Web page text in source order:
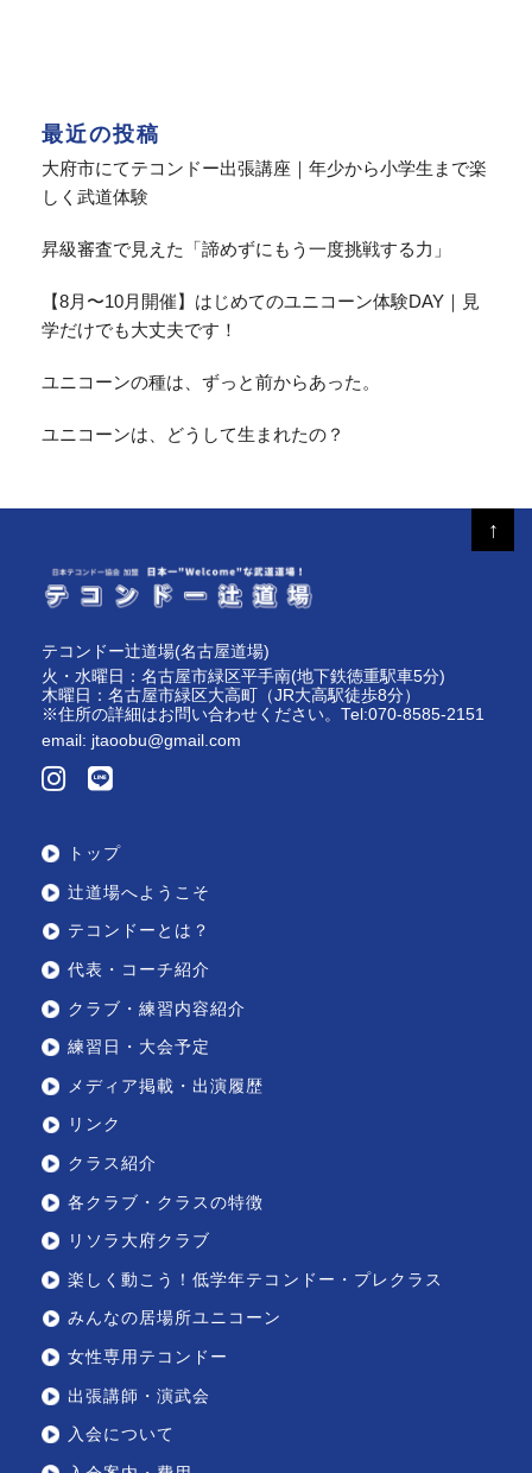
最近の投稿
大府市にてテコンドー出張講座｜年少から小学生まで楽
しく武道体験
昇級審査で見えた「諦めずにもう一度挑戦する力」
【8月〜10月開催】はじめてのユニコーン体験DAY｜見
学だけでも大丈夫です！
ユニコーンの種は、ずっと前からあった。
ユニコーンは、どうして生まれたの？
テコンドー辻道場(名古屋道場)
火・水曜日：名古屋市緑区平手南(地下鉄徳重駅車5分)
木曜日：名古屋市緑区大高町（JR大高駅徒歩8分）
※住所の詳細はお問い合わせください。Tel:070-8585-2151
email: jtaoobu@gmail.com
トップ
辻道場へようこそ
テコンドーとは？
代表・コーチ紹介
クラブ・練習内容紹介
練習日・大会予定
メディア掲載・出演履歴
リンク
クラス紹介
各クラブ・クラスの特徴
リソラ大府クラブ
楽しく動こう！低学年テコンドー・プレクラス
みんなの居場所ユニコーン
女性専用テコンドー
出張講師・演武会
入会について
↑